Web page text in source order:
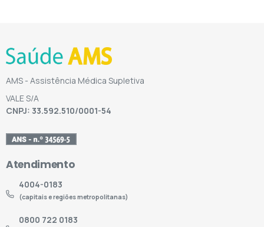
AMS - Assistência Médica Supletiva
VALE S/A
CNPJ: 33.592.510/0001-54
Atendimento
4004-0183
(capitais e regiões metropolitanas)
0800 722 0183